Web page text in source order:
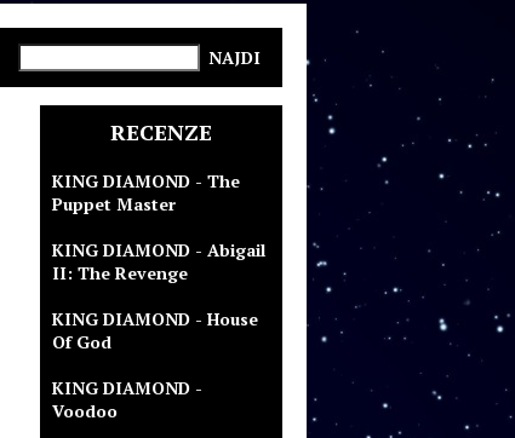
RECENZE
KING DIAMOND - The
Puppet Master
KING DIAMOND - Abigail
II: The Revenge
KING DIAMOND - House
Of God
KING DIAMOND -
Voodoo